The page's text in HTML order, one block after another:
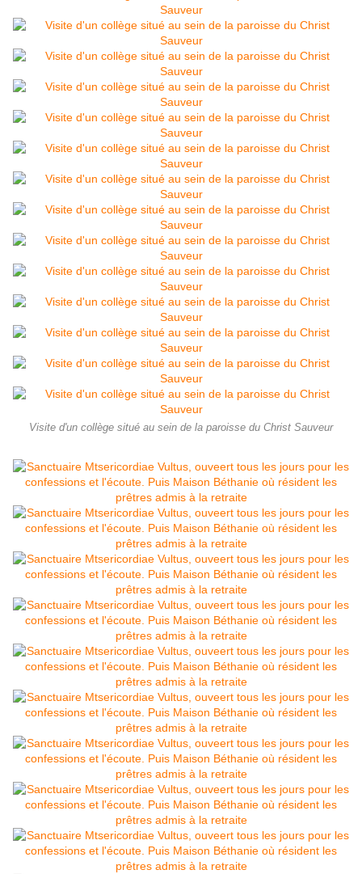
Visite d'un collège situé au sein de la paroisse du Christ Sauveur